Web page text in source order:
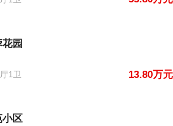
园
1卫 13.80万元
小区